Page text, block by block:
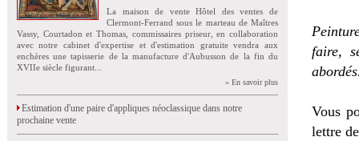
La maison de vente Hôtel des ventes de
Clermont-Ferrand sous le marteau de Maîtres
Vassy, Courtadon et Thomas, commissaires priseur, en collaboration
avec notre cabinet d'expertise et d'estimation gratuite vendra aux
enchères une tapisserie de la manufacture d'Aubusson de la fin du
XVIIe siècle figurant...
» En savoir plus
Estimation d'une paire d'appliques néoclassique dans notre
prochaine vente
faire,
Vous
lettre